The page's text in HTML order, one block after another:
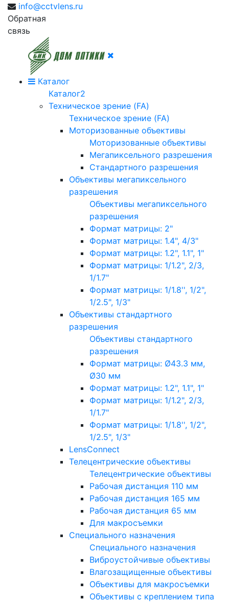
info@cctvlens.ru
Обратная
связь
Каталог
Каталог2
Техническое зрение (FA)
Техническое зрение (FA)
Моторизованные объективы
Моторизованные объективы
Мегапиксельного разрешения
Стандартного разрешения
Объективы мегапиксельного
разрешения
Объективы мегапиксельного
разрешения
Формат матрицы: 2"
Формат матрицы: 1.4", 4/3"
Формат матрицы: 1.2", 1.1", 1"
Формат матрицы: 1/1.2", 2/3,
1/1.7"
Формат матрицы: 1/1.8'', 1/2",
1/2.5", 1/3"
Объективы стандартного
разрешения
Объективы стандартного
разрешения
Формат матрицы: Ø43.3 мм,
Ø30 мм
Формат матрицы: 1.2", 1.1", 1"
Формат матрицы: 1/1.2", 2/3,
1/1.7"
Формат матрицы: 1/1.8'', 1/2",
1/2.5", 1/3"
LensConnect
Телецентрические объективы
Телецентрические объективы
Рабочая дистанция 110 мм
Рабочая дистанция 165 мм
Рабочая дистанция 65 мм
Для макросъемки
Специального назначения
Специального назначения
Виброустойчивые объективы
Влагозащищенные объективы
Объективы для макросъемки
Объективы с креплением типа